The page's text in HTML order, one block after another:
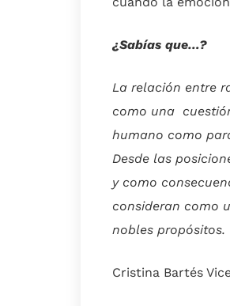
¿Sabías que…?
La relación entre
como una
humano como
Desde las
y como
consideran como
nobles propósitos.
Cristina Bartés